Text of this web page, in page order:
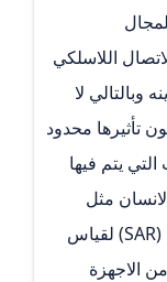
اللاسلكي
وبالتالي لا
تأثيرها محدود
يتم فيها
مثل
استعمال مقياس معدل الامتصاص النوعي (SAR) لقياس
الاجهزة